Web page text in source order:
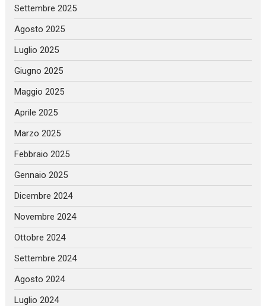
Settembre 2025
Agosto 2025
Luglio 2025
Giugno 2025
Maggio 2025
Aprile 2025
Marzo 2025
Febbraio 2025
Gennaio 2025
Dicembre 2024
Novembre 2024
Ottobre 2024
Settembre 2024
Agosto 2024
Luglio 2024